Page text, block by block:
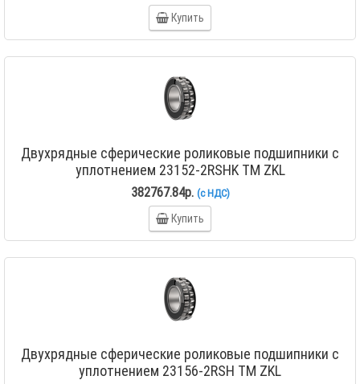
Купить
Двухрядные сферические роликовые подшипники с
уплотнением 23152-2RSHK TM ZKL
382767.84р. (с НДС)
Купить
Двухрядные сферические роликовые подшипники с
уплотнением 23156-2RSH TM ZKL